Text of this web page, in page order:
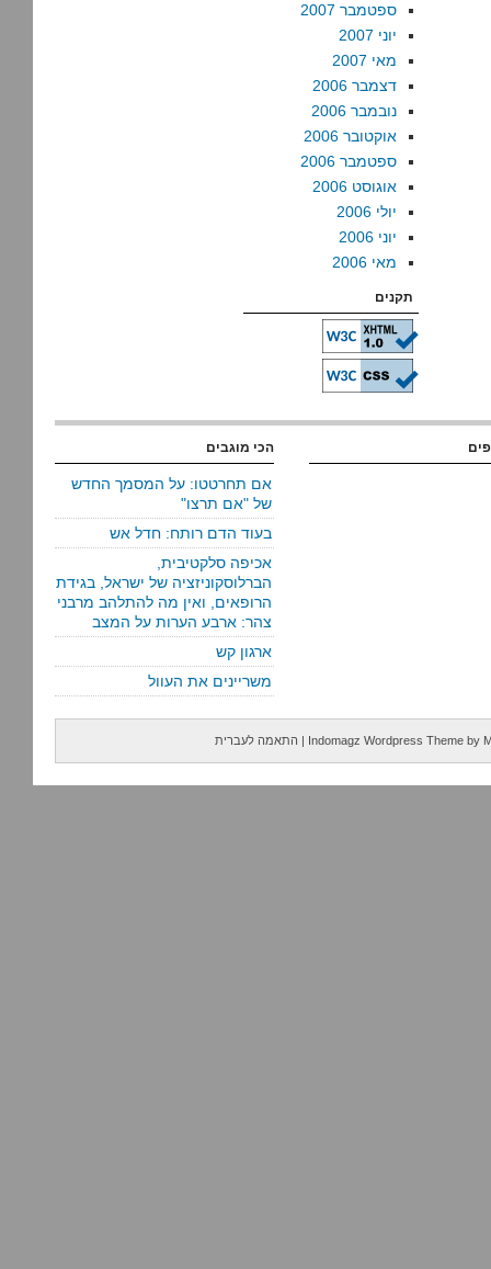
ספטמבר 2007
יוני 2007
מאי 2007
דצמבר 2006
נובמבר 2006
אוקטובר 2006
ספטמבר 2006
אוגוסט 2006
יולי 2006
יוני 2006
מאי 2006
תקנים
הכי מוגבים
אם תחרטטו: על המסמך החדש
של "אם תרצו"
בעוד הדם רותח: חדל אש
אכיפה סלקטיבית,
הברלוסקוניזציה של ישראל, בגידת
הרופאים, ואין מה להתלהב מרבני
צהר: ארבע הערות על המצב
ארגון קש
משריינים את העוול
Indomagz Wordpress Theme by
| התאמה לעברית